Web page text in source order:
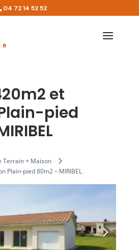
04 72 14 52 52
et
pied
Terrain + Maison
Plain-pied 80m2 – MIRIBEL